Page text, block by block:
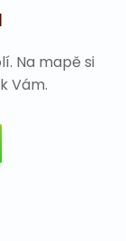
Na mapě si
Vám.